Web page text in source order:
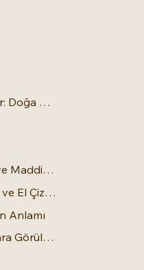
4 Element Konulu Filmler: Doğa Üstü Güçler
Magnum Opus: Ruhsal ve Maddi Dönüşümün Büyük Eseri
Bediüzzaman Said Nursî ve El Çizgileri: İnsan Doğasına Dair Bir Bakış
Anlamı
Sabah Namazından Sonra Görülen Rüya Gerçek Olur mu?